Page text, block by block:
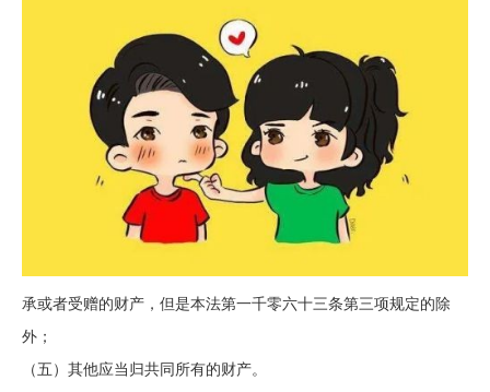
承或者受赠的财产，但是本法第一千零六十三条第三项规定的除
外；
（五）其他应当归共同所有的财产。